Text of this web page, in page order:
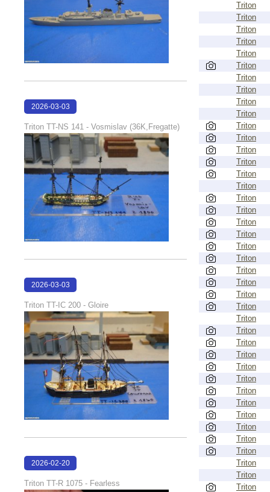
Triton
Triton
Triton
Triton
Triton
Triton
Triton
Triton
Triton
Triton
Triton
Triton
Triton
Triton
Triton
Triton
Triton
Triton
Triton
Triton
Triton
Triton
Triton
Triton
Triton
Triton
Triton
Triton
Triton
Triton
Triton
Triton
Triton
Triton
Triton
Triton
Triton
Triton
Triton
Triton
Triton
2026-03-03
Triton TT-NS 141 - Vosmislav (36K,Fregatte)
2026-03-03
Triton TT-IC 200 - Gloire
2026-02-20
Triton TT-R 1075 - Fearless